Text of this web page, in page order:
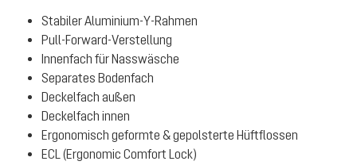
Stabiler Aluminium-Y-Rahmen
Pull-Forward-Verstellung
Innenfach für Nasswäsche
Separates Bodenfach
Deckelfach außen
Deckelfach innen
Ergonomisch geformte & gepolsterte Hüftflossen
ECL (Ergonomic Comfort Lock)